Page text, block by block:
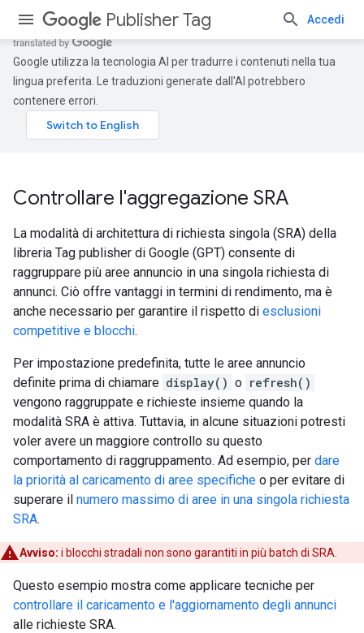
Publisher Tag Accedi
Google utilizza la tecnologia AI per tradurre i contenuti nella tua
lingua preferita. Le traduzioni generate dall'AI potrebbero
contenere errori.
Controllare l'aggregazione SRA
La modalità di architettura di richiesta singola (SRA) della
libreria Tag publisher di Google (GPT) consente di
raggruppare più aree annuncio in una singola richiesta di
annunci. Ciò offre vantaggi in termini di rendimento, ma è
anche necessario per garantire il rispetto di esclusioni
competitive e blocchi.
Per impostazione predefinita, tutte le aree annuncio
definite prima di chiamare display() o refresh()
vengono raggruppate e richieste insieme quando la
modalità SRA è attiva. Tuttavia, in alcune situazioni potresti
voler avere un maggiore controllo su questo
comportamento di raggruppamento. Ad esempio, per dare
la priorità al caricamento di aree specifiche o per evitare di
superare il numero massimo di aree in una singola richiesta
SRA.
Avviso: i blocchi stradali non sono garantiti in più batch di SRA.
Questo esempio mostra come applicare tecniche per
controllare il caricamento e l'aggiornamento degli annunci
alle richieste SRA.